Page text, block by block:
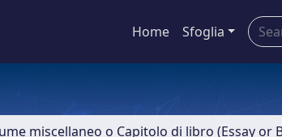
Home Sfoglia
miscellaneo o Capitolo di libro (Essay or